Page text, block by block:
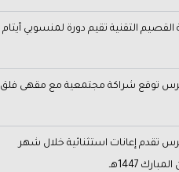
التقنية تقيم دورة لمنسوبي أيتام
الرس توقع شراكة مجتمعية مع مقهى فلق
تقدم إعانات استثنائية خلال شهر
1447هـ